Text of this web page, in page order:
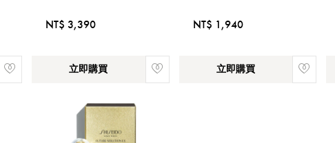
NT$ 3,390
立即購買
NT$ 1,940
立即購買